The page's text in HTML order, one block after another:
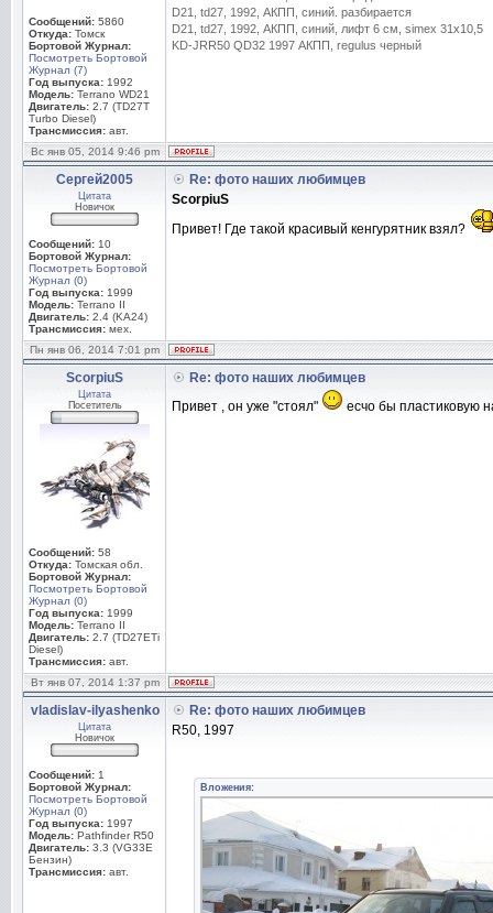
Сообщений: 5860
Откуда: Томск
Бортовой Журнал:
Посмотреть Бортовой
Журнал (7)
Год выпуска: 1992
Модель: Terrano WD21
Двигатель: 2.7 (TD27T
Turbo Diesel)
Трансмиссия: авт.
D21, td27, 1992, АКПП, синий. разбирается
D21, td27, 1992, АКПП, синий, лифт 6 см, simex 31x10,5
KD-JRR50 QD32 1997 АКПП, regulus черный
Вс янв 05, 2014 9:46 pm
Сергей2005
Цитата
Новичок
Сообщений: 10
Бортовой Журнал:
Посмотреть Бортовой
Журнал (0)
Год выпуска: 1999
Модель: Terrano II
Двигатель: 2.4 (KA24)
Трансмиссия: мех.
Re: фото наших любимцев
ScorpiuS
Привет! Где такой красивый кенгурятник взял?
Пн янв 06, 2014 7:01 pm
ScorpiuS
Цитата
Посетитель
Сообщений: 58
Откуда: Томская обл.
Бортовой Журнал:
Посмотреть Бортовой
Журнал (0)
Год выпуска: 1999
Модель: Terrano II
Двигатель: 2.7 (TD27ETi
Diesel)
Трансмиссия: авт.
Re: фото наших любимцев
Привет , он уже "стоял"
есчо бы пластиковую
Вт янв 07, 2014 1:37 pm
vladislav-ilyashenko
Цитата
Новичок
Сообщений: 1
Бортовой Журнал:
Посмотреть Бортовой
Журнал (0)
Год выпуска: 1997
Модель: Pathfinder R50
Двигатель: 3.3 (VG33E
Бензин)
Трансмиссия: авт.
Re: фото наших любимцев
R50, 1997
Вложения: